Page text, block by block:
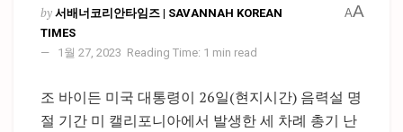
by 서배너코리안타임즈 | SAVANNAH KOREAN
TIMES
1월 27, 2023 Reading Time: 1 min read
AA
조 바이든 미국 대통령이 26일(현지시간) 음력설 명
절 기간 미 캘리포니아에서 발생한 세 차례 총기 난